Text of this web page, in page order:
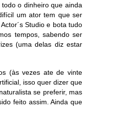
o dinheiro que ainda
um ator tem que ser
Studio e bota tudo
tempos, sabendo ser
(uma delas diz estar
(às vezes ate de vinte
isso quer dizer que
se preferir, mas
feito assim. Ainda que